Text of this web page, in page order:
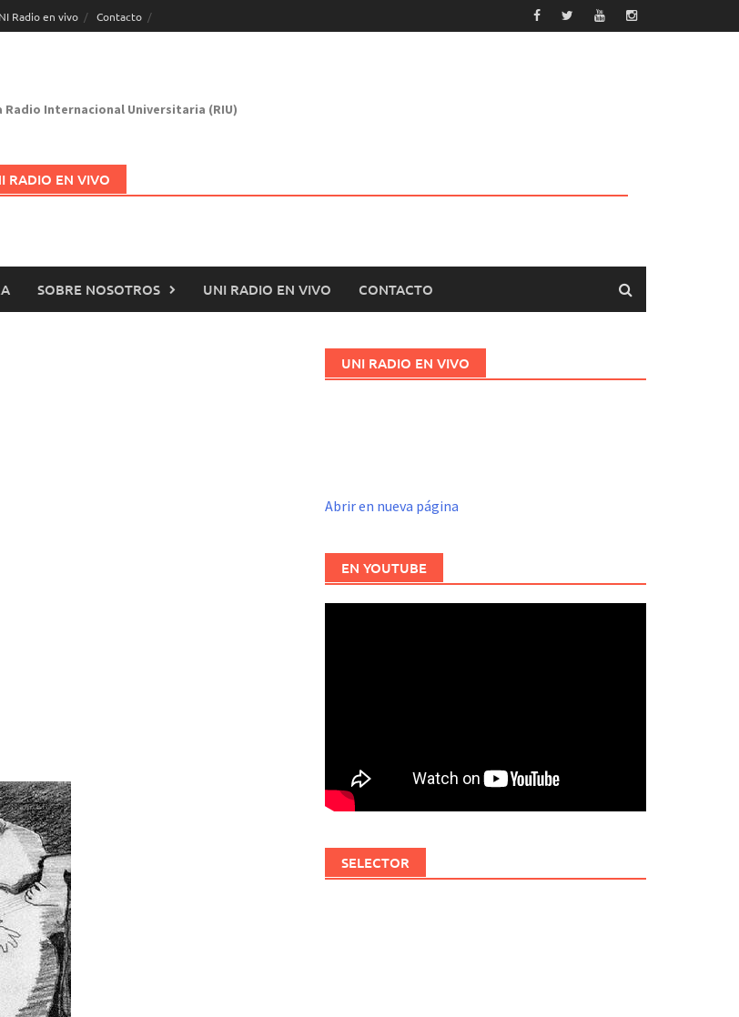
Radio en vivo Contacto
Radio Internacional Universitaria (RIU)
RADIO EN VIVO
SOBRE NOSOTROS UNI RADIO EN VIVO CONTACTO
UNI RADIO EN VIVO
Abrir en nueva página
EN YOUTUBE
SELECTOR